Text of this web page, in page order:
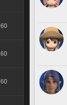
60
60
60